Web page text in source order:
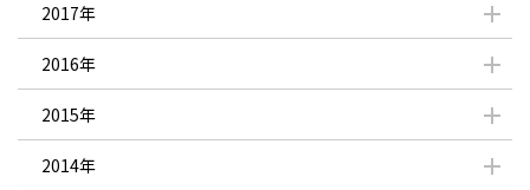
2017年
2016年
2015年
2014年